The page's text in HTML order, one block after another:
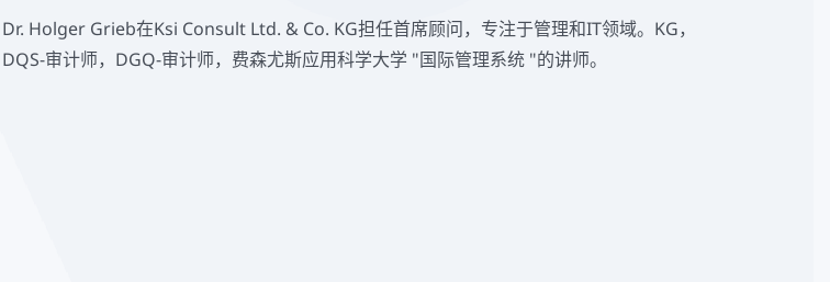
Dr. Holger Grieb在Ksi Consult Ltd. & Co. KG担任首席顾问，专注于管理和IT领域。KG，
DQS-审计师，DGQ-审计师，费森尤斯应用科学大学 "国际管理系统 "的讲师。